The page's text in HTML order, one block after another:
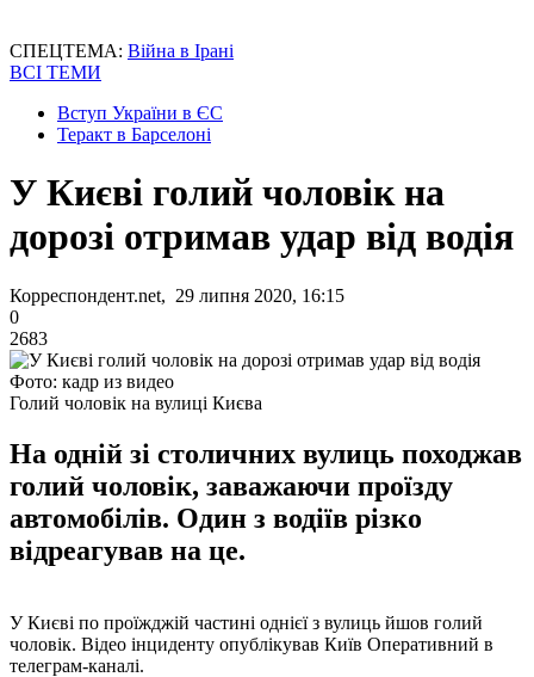
СПЕЦТЕМА: Війна в Ірані
ВСІ ТЕМИ
Вступ України в ЄС
Теракт в Барселоні
У Києві голий чоловік на
дорозі отримав удар від водія
Корреспондент.net, 29 липня 2020, 16:15
0
2683
Фото: кадр из видео
Голий чоловік на вулиці Києва
На одній зі столичних вулиць походжав
голий чоловік, заважаючи проїзду
автомобілів. Один з водіїв різко
відреагував на це.
У Києві по проїжджій частині однієї з вулиць йшов голий
чоловік. Відео інциденту опублікував Київ Оперативний в
телеграм-каналі.